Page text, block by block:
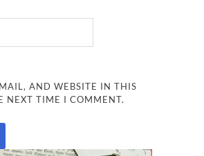
AND WEBSITE IN THIS
NEXT TIME I COMMENT.